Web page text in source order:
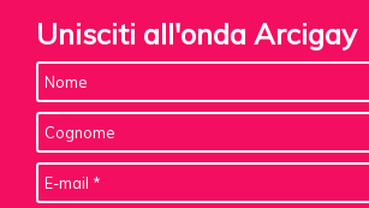
Unisciti all'onda Arcigay